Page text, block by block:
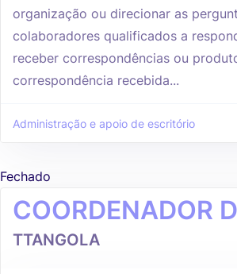
organização ou direcionar as
colaboradores qualificados a
receber correspondências ou
correspondência recebida...
Administração e apoio de escritório
Fechado
COORDENADOR
TTANGOLA